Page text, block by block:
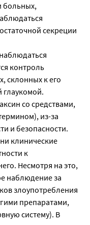
больных,
секреции
контроль
склонных к его
со средствами,
из-за
и безопасности.
клинические
к
Несмотря на это,
наблюдение за
злоупотребления
препаратами,
систему). В